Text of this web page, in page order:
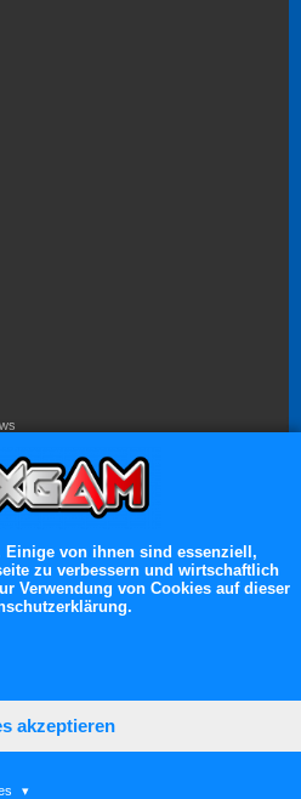
online
© 2026
Einige von ihnen sind essenziell,
zu verbessern und wirtschaftlich
Verwendung von Cookies auf dieser
akzeptieren